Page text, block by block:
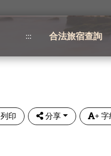
::: 合法旅宿查詢
列印 分享 + 字